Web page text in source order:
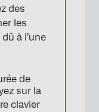
des
les
à l’une
de
sur la
clavier